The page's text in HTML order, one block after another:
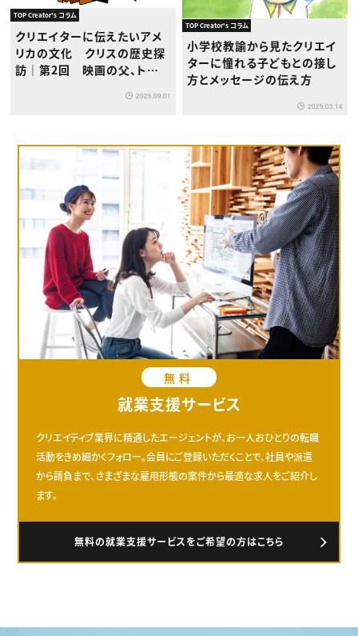
TOP Creator's コラム
クリエイターに伝えたいアメ
リカの文化 クリスの歴史探
訪｜第2回 映画の父、トーマ
2025.09.01
TOP Creator's コラム
小学校教諭から見たクリエイ
ターに憧れる子どもとの接し
方とメッセージの伝え方
2025.03.14
無料
就業支援サービス
クリエイティブ業界に精通したエージェントが、お一人おひとりの転職
活動をきめ細かくフォロー。会員にご登録いただくことで、社員や派遣
から請負まで、さまざまな雇用形態の案件から最適な求人をご紹介し
ます。
無料の就業支援サービスをご希望の方はこちら